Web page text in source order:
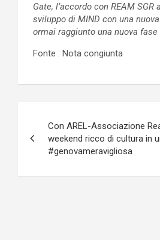
Gate, l’accordo con REAM
sviluppo di MIND con una
ormai raggiunto una nuova fase
Fonte : Nota congiunta
articoli
Con AREL-Associazione
weekend ricco di cultura in
#genovameravigliosa